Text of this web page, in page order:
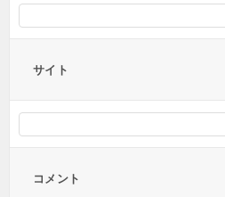
サイト
コメント